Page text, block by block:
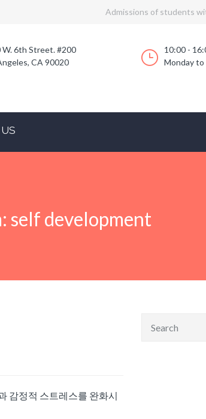
Admissions of students
W. 6th Street. #200
CA 90020
10:00 -
Monday
self development
감정적 스트레스를 완화시